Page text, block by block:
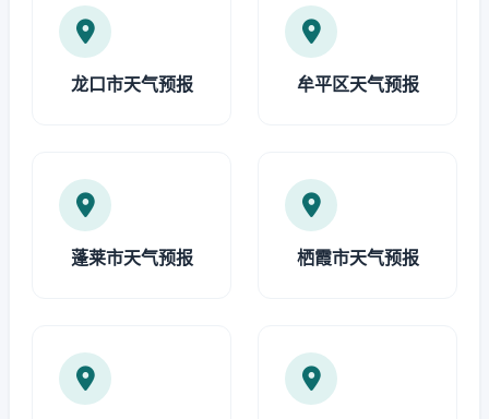
龙口市天气预报 牟平区天气预报
蓬莱市天气预报 栖霞市天气预报